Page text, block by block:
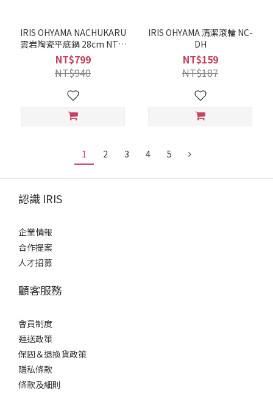
IRIS OHYAMA NACHUKARU
雲岩陶瓷平底鍋 28cm NTL-
F28
NT$799
NT$940
IRIS OHYAMA 清潔滾輪 NC-
DH
NT$159
NT$187
1 2 3 4 5
認識 IRIS
企業情報
合作提案
人才招募
顧客服務
會員制度
運送政策
保固＆退換貨政策
隱私條款
條款及細則